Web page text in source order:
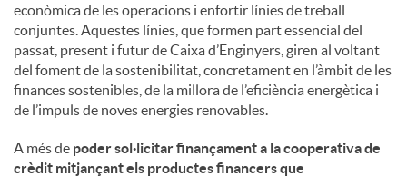
econòmica de les operacions i enfortir línies de treball
conjuntes. Aquestes línies, que formen part essencial del
passat, present i futur de Caixa d’Enginyers, giren al voltant
del foment de la sostenibilitat, concretament en l’àmbit de les
finances sostenibles, de la millora de l’eficiència energètica i
de l’impuls de noves energies renovables.
A més de poder sol·licitar finançament a la cooperativa de
crèdit mitjançant els productes financers que